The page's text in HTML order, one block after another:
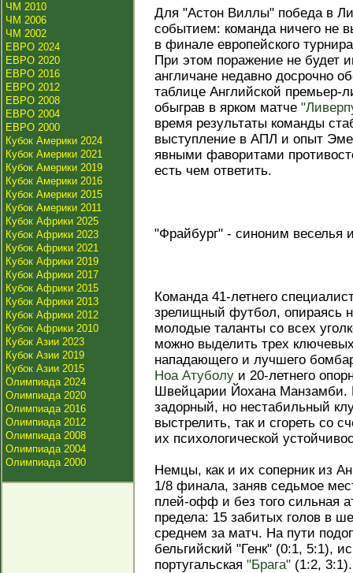
ЧМ 2010
ЧМ 2006
ЧМ 2002
ЕВРО 2024
ЕВРО 2020
ЕВРО 2016
ЕВРО 2012
ЕВРО 2008
ЕВРО 2004
ЕВРО 2000
Кубок Америки 2024
Кубок Америки 2021
Кубок Америки 2019
Кубок Америки 2016
Кубок Америки 2015
Кубок Америки 2011
Кубок Африки 2025
Кубок Африки 2023
Кубок Африки 2021
Кубок Африки 2019
Кубок Африки 2017
Кубок Африки 2015
Кубок Африки 2013
Кубок Африки 2012
Кубок Африки 2010
Кубок Азии 2023
Кубок Азии 2019
Кубок Азии 2015
Олимпиада 2024
Олимпиада 2020
Олимпиада 2016
Олимпиада 2012
Олимпиада 2008
Олимпиада 2004
Олимпиада 2000
Для "Астон Виллы" победа в
событием: команда ничего не
в финале европейского
При этом поражение не будет
англичане недавно досрочно
таблице Английской премьер-
обыграв в ярком матче
время результаты команды
выступление в АПЛ и опыт
явными фаворитами
есть чем ответить.
"Фрайбург" - синоним веселья
Команда 41-летнего
зрелищный футбол, опираясь
молодые таланты со всех
можно выделить трех
нападающего и лучшего
Ноа Атуболу и 20-летнего
Швейцарии Йохана Манзамби.
задорный, но нестабильный
выстрелить, так и сгореть со
их психологической
Немцы, как и их соперник из
1/8 финала, заняв седьмое
плей-офф и без того сильная
предела: 15 забитых голов в
среднем за матч. На пути
бельгийский "Генк" (0:1, 5:1),
португальская "Брага" (1:2, 3:1).